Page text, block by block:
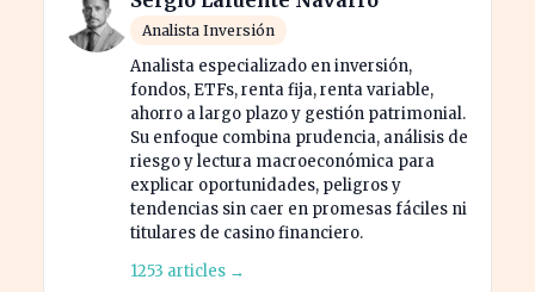
Analista Inversión
Analista especializado en inversión,
fondos, ETFs, renta fija, renta variable,
ahorro a largo plazo y gestión patrimonial.
Su enfoque combina prudencia, análisis de
riesgo y lectura macroeconómica para
explicar oportunidades, peligros y
tendencias sin caer en promesas fáciles ni
titulares de casino financiero.
1253 articles →